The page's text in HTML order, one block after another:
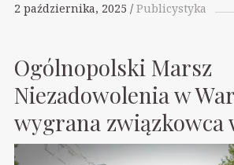
2 października, 2025 Publicystyka
Ogólnopolski Marsz
Niezadowolenia w
wygrana związkowca